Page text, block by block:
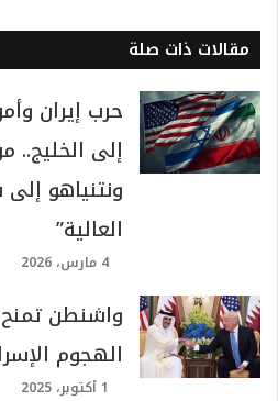
مقالات ذات صلة
حرب إيران
إلى الخليج..
ونتنياهو
العالية”
4 مارس، 2026
واشنطن
الهجوم
1 أكتوبر، 2025